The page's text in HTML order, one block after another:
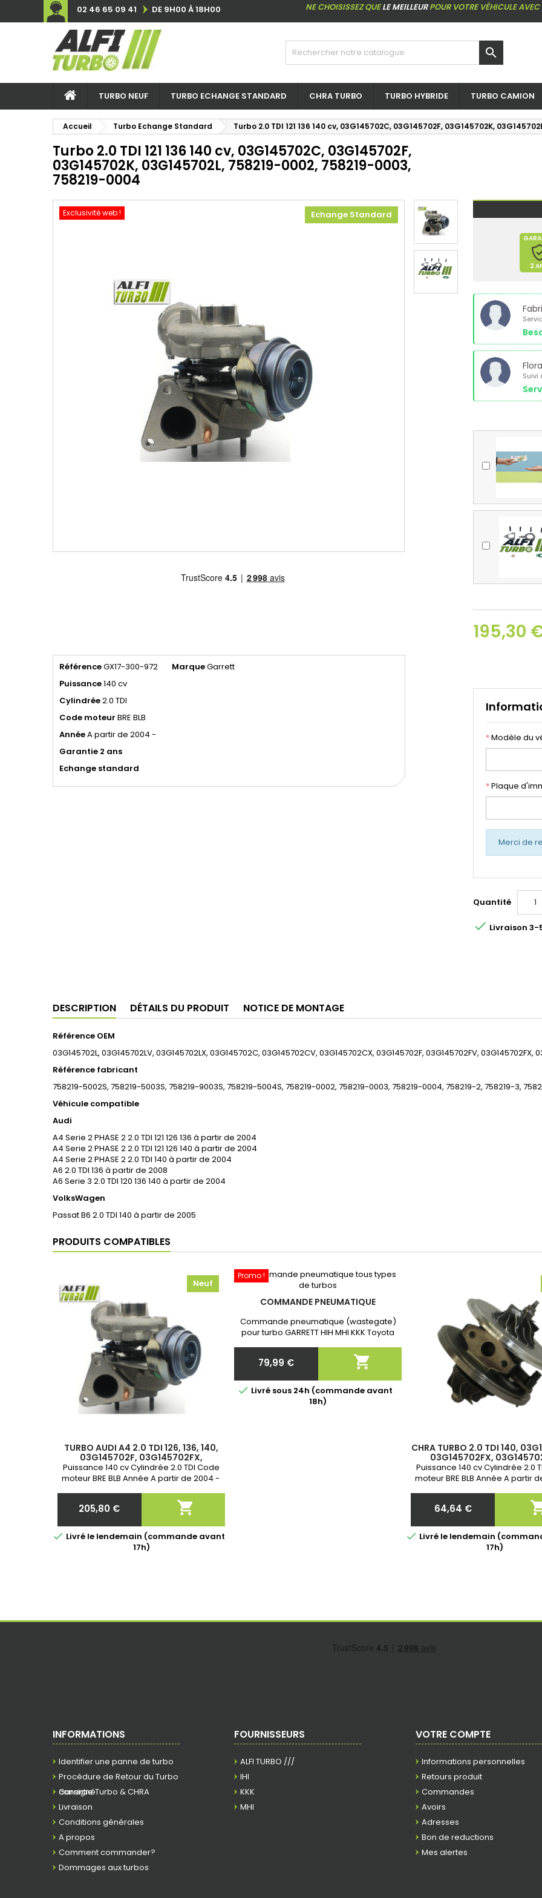
02 46 65 09 41 DE 9H00 À 18H00 NE CHOISISSEZ QUELE MEILLEURPOUR VOTRE VÉHICULE AVEC

TURBO NEUF TURBO ECHANGE STANDARD CHRA TURBO TURBO HYBRIDE TURBO CAMION
Accueil Turbo Echange Standard Turbo 2.0 TDI 121 136 140 cv, 03G145702C, 03G145702F, 03G145702K,
Turbo 2.0 TDI 121 136 140 cv, 03G145702C, 03G145702F,
03G145702K, 03G145702L, 758219-0002, 758219-0003,
758219-0004
Exclusivité web ! Echange Standard
RéférenceGX17-300-972 MarqueGarrett
Puissance140 cv
Cylindrée2.0 TDI
Code moteur BRE BLB
AnnéeA partir de 2004 -
Garantie 2 ans
Echange standard
2
Flora
Suivi
195,30
*Modèle du
*Plaque
Merci de
Quantité
 Livraison 3-
DESCRIPTION DÉTAILS DU PRODUIT NOTICE DE MONTAGE
Référence OEM
03G145702L, 03G145702LV, 03G145702LX, 03G145702C, 03G145702CV, 03G145702CX, 03G145702F, 03G145702FV, 03G145702FX,
Référence fabricant
758219-5002S, 758219-5003S, 758219-9003S, 758219-5004S, 758219-0002, 758219-0003, 758219-0004, 758219-2, 758219-3,
Véhicule compatible
Audi
A4 Serie 2 PHASE 2 2.0 TDI 121 126 136 à partir de 2004
A4 Serie 2 PHASE 2 2.0 TDI 121 126 140 à partir de 2004
A4 Serie 2 PHASE 2 2.0 TDI 140 à partir de 2004
A6 2.0 TDI 136 à partir de 2008
A6 Serie 3 2.0 TDI 120 136 140 à partir de 2004
VolksWagen
Passat B6 2.0 TDI 140 à partir de 2005
PRODUITS COMPATIBLES
Neuf
TURBO AUDI A4 2.0 TDI 126, 136, 140,
03G145702F, 03G145702FX,
03G145702FV, 03G145702K, 758219-
0003, 758219-3,
Puissance 140 cv Cylindrée 2.0 TDI Code
moteur BRE BLB Année A partir de 2004 -
Prix
205,80 € 
 Livré le lendemain (commande avant
17h)
Promo !
COMMANDE PNEUMATIQUE
Commande pneumatique (wastegate)
pour turbo GARRETT HIH MHI KKK Toyota
communiquer nous la référence exacte
de votre turbo!
Prix
79,99 € 
 Livré sous 24h (commande avant
18h)
CHRA TURBO 2.0 TDI 140,
03G145702FX,
03G145702K, 758219-0003,
Puissance 140 cv Cylindrée 2.0
moteur BRE BLB Année A partir
Prix
64,64 €
 Livré le lendemain
17h)
INFORMATIONS
Identifier une panne de turbo
Procédure de Retour du Turbo
consigné
Garantie Turbo & CHRA
Livraison
Conditions générales
A propos
Comment commander?
Dommages aux turbos
FOURNISSEURS
ALFI TURBO ///
IHI
KKK
MHI
VOTRE COMPTE
Informations personnelles
Retours produit
Commandes
Avoirs
Adresses
Bon de reductions
Mes alertes